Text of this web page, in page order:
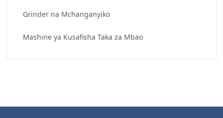
Grinder na Mchanganyiko
Mashine ya Kusafisha Taka za Mbao